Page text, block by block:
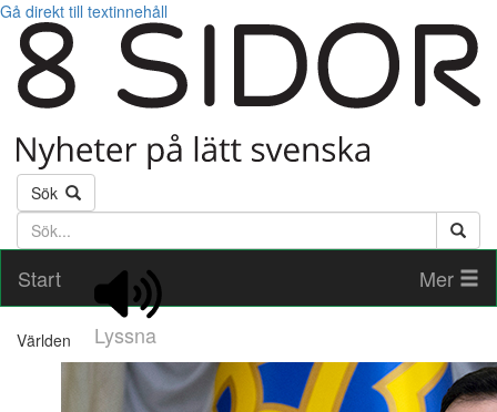
Gå direkt till textinnehåll
Sök
Söktext
Start
Lyssna
Mer
Världen